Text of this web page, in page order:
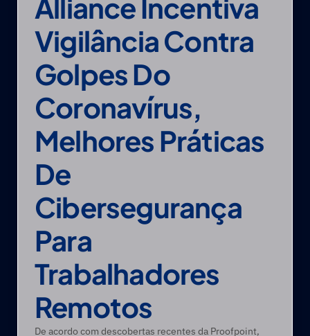
Alliance Incentiva
Vigilância Contra
Golpes Do
Coronavírus,
Melhores Práticas
De
Cibersegurança
Para
Trabalhadores
Remotos
De acordo com descobertas recentes da Proofpoint,